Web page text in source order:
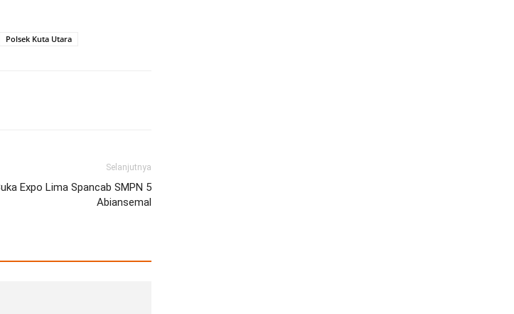
Polsek Kuta Utara
Selanjutnya
Expo Lima Spancab SMPN 5
Abiansemal